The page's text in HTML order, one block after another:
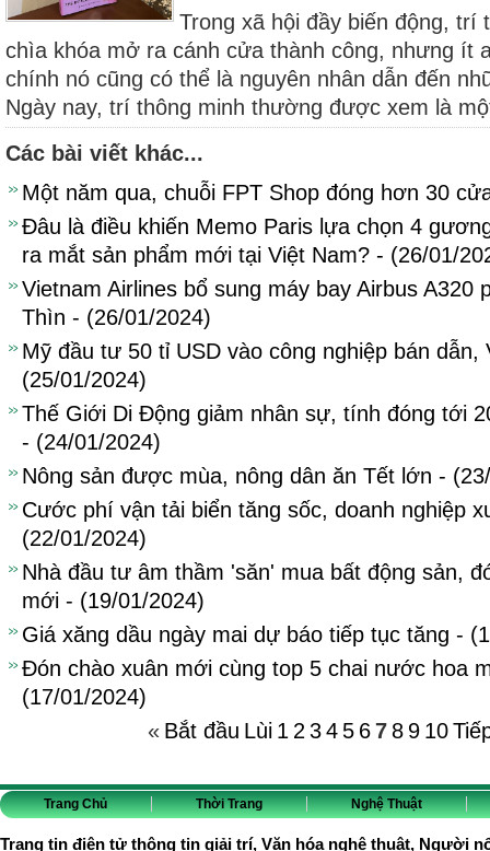
Trong xã hội đầy biến động, trí
chìa khóa mở ra cánh cửa thành công, nhưng ít
chính nó cũng có thể là nguyên nhân dẫn đến
Ngày nay, trí thông minh thường được xem là
Các bài viết khác...
Một năm qua, chuỗi FPT Shop đóng hơn 30
Đâu là điều khiến Memo Paris lựa chọn 4
ra mắt sản phẩm mới tại Việt Nam? - (26/01/
Vietnam Airlines bổ sung máy bay Airbus A320
Thìn - (26/01/2024)
Mỹ đầu tư 50 tỉ USD vào công nghiệp bán dẫn,
(25/01/2024)
Thế Giới Di Động giảm nhân sự, tính đóng tới
- (24/01/2024)
Nông sản được mùa, nông dân ăn Tết lớn -
Cước phí vận tải biển tăng sốc, doanh nghiệp
(22/01/2024)
Nhà đầu tư âm thầm 'săn' mua bất động sản,
mới - (19/01/2024)
Giá xăng dầu ngày mai dự báo tiếp tục tăng -
Đón chào xuân mới cùng top 5 chai nước hoa
(17/01/2024)
« Bắt đầu Lùi 1 2 34 5 67 8 9 10
Trang Chủ Thời Trang Nghệ Thuật
Trang tin điện tử thông tin giải trí, Văn hóa nghệ thuật, Người